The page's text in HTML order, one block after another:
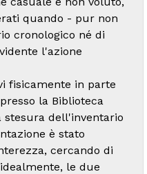
quando - pur non
cronologico né di
l'azione
fisicamente in parte
la Biblioteca
stesura dell'inventario
è stato
cercando di
le due